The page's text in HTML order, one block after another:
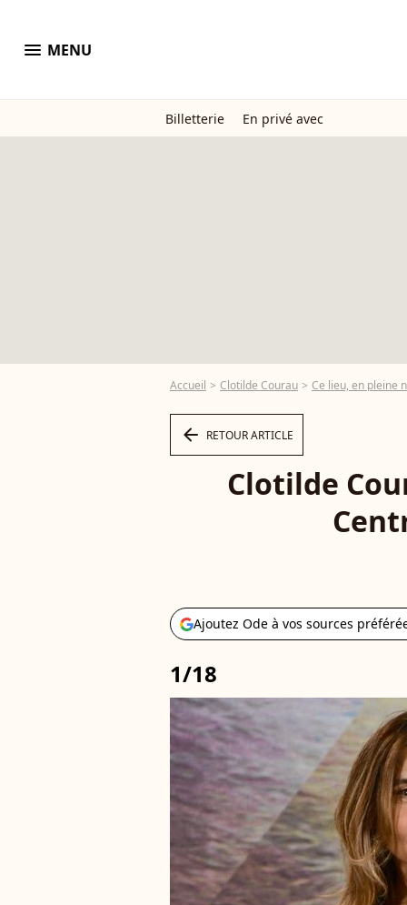
menu MENU
Billetterie En privé avec
Accueil Clotilde Courau Ce lieu, en pleine
arrow_left RETOUR ARTICLE
Clotilde
Ajoutez Ode à vos sources
1/18